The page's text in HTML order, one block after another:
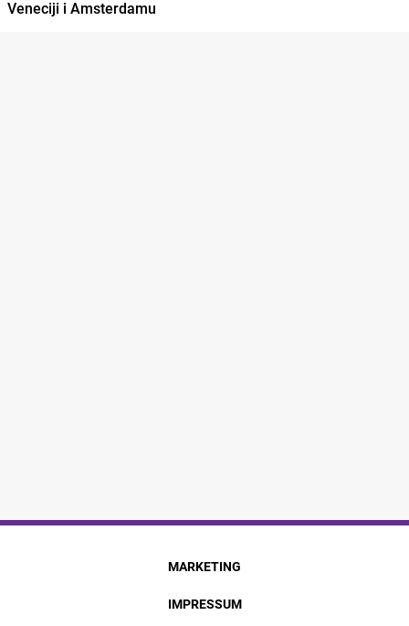
Veneciji i Amsterdamu
MARKETING
IMPRESSUM